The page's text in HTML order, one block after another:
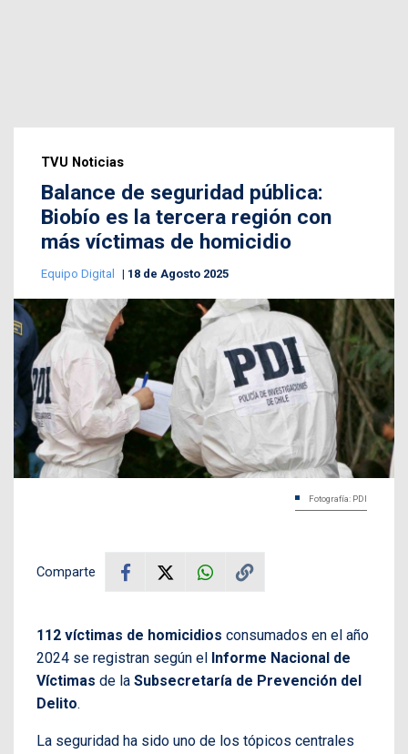
TVU Noticias
Balance de seguridad pública:
Biobío es la tercera región con
más víctimas de homicidio
Equipo Digital 18 de Agosto 2025
Fotografía: PDI
Comparte
112 víctimas de homicidios consumados en el año
2024 se registran según el Informe Nacional de
Víctimas de la Subsecretaría de Prevención del
Delito.
La seguridad ha sido uno de los tópicos centrales